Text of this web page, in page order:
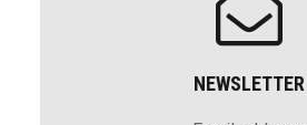
NEWSLETTER